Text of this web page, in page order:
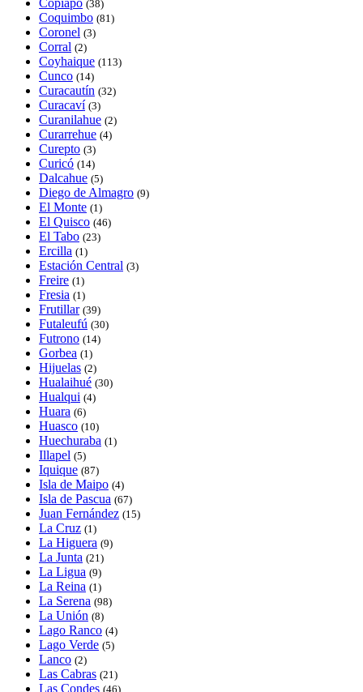
Copiapó (38)
Coquimbo (81)
Coronel (3)
Corral (2)
Coyhaique (113)
Cunco (14)
Curacautín (32)
Curacaví (3)
Curanilahue (2)
Curarrehue (4)
Curepto (3)
Curicó (14)
Dalcahue (5)
Diego de Almagro (9)
El Monte (1)
El Quisco (46)
El Tabo (23)
Ercilla (1)
Estación Central (3)
Freire (1)
Fresia (1)
Frutillar (39)
Futaleufú (30)
Futrono (14)
Gorbea (1)
Hijuelas (2)
Hualaihué (30)
Hualqui (4)
Huara (6)
Huasco (10)
Huechuraba (1)
Illapel (5)
Iquique (87)
Isla de Maipo (4)
Isla de Pascua (67)
Juan Fernández (15)
La Cruz (1)
La Higuera (9)
La Junta (21)
La Ligua (9)
La Reina (1)
La Serena (98)
La Unión (8)
Lago Ranco (4)
Lago Verde (5)
Lanco (2)
Las Cabras (21)
Las Condes (46)